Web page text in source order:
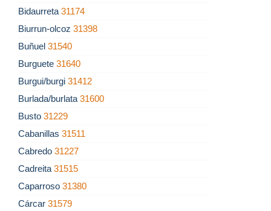
Bidaurreta 31174
Biurrun-olcoz 31398
Buñuel 31540
Burguete 31640
Burgui/burgi 31412
Burlada/burlata 31600
Busto 31229
Cabanillas 31511
Cabredo 31227
Cadreita 31515
Caparroso 31380
Cárcar 31579